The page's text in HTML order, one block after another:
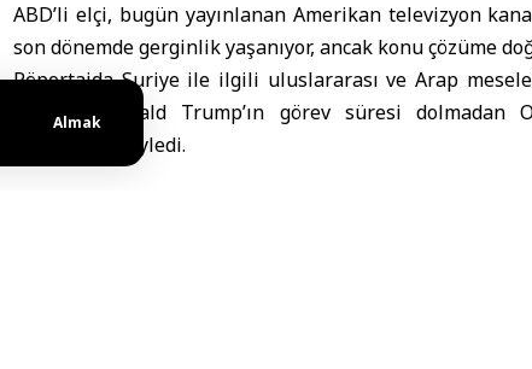
Almak
ABD’li elçi, bugün yayınlanan Amerikan televizyon
son dönemde gerginlik yaşanıyor, ancak konu çözüme
Röportajda Suriye ile ilgili uluslararası ve Arap
Başkanı Donald Trump’ın görev süresi dolmadan
umduğunu söyledi.